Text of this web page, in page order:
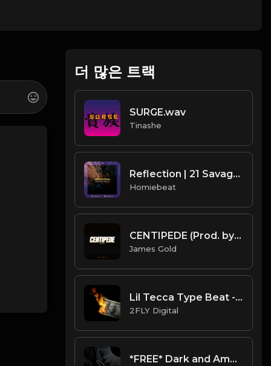
더 많은 트랙
SURGE.wav
Tinashe
Reflection | 21 Savage Type Beat
Homiebeat
CENTIPEDE (Prod. by James Gold x ForsbergBeatz) (132BPM).mp3
James Gold
Lil Tecca Type Beat - "Money" prod. by 2FLY Digital
2FLY Digital
*FREE* Dark and Ambient Supertrap Beat 2022 - "Ambience" [Prod. @mikehertz808 + @11lbs]